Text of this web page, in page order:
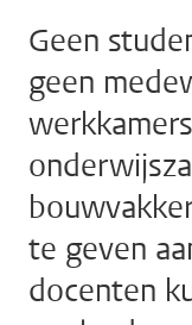
Geen
geen
te geven
docenten